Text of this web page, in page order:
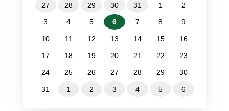
27 28 29 30 31 1 2
3 4 5 6 7 8 9
10 11 12 13 14 15 16
17 18 19 20 21 22 23
24 25 26 27 28 29 30
31 1 2 3 4 5 6